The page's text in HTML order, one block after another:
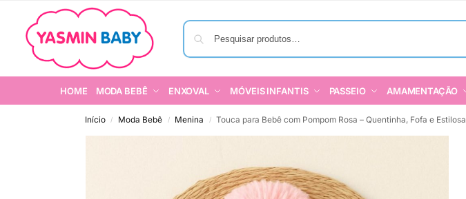
HOME MODA BEBÊ ENXOVAL MÓVEIS INFANTIS PASSEIO AMAMENTAÇÃO
Início / Moda Bebê / Menina / Touca para Bebê com Pompom Rosa – Quentinha, Fofa e Estilosa